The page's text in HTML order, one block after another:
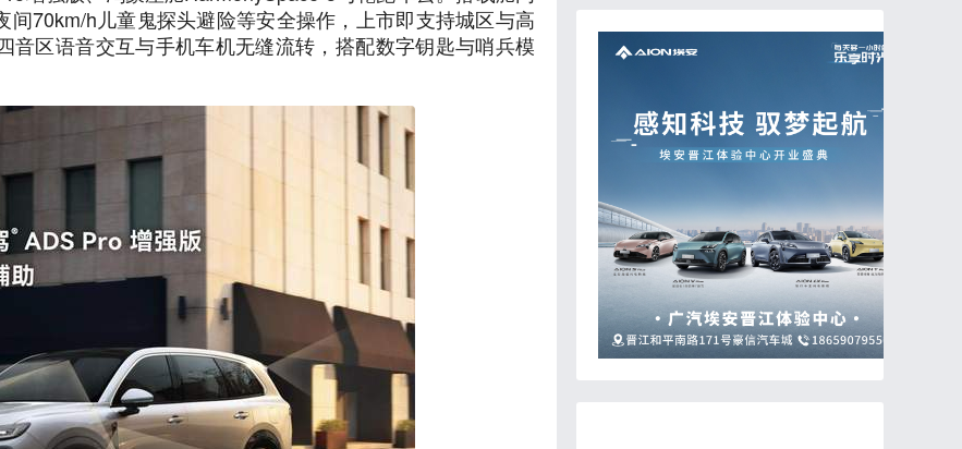
70km/h儿童鬼探头避险等安全操作，上市即支持城区与高
音区语音交互与手机车机无缝流转，搭配数字钥匙与哨兵模